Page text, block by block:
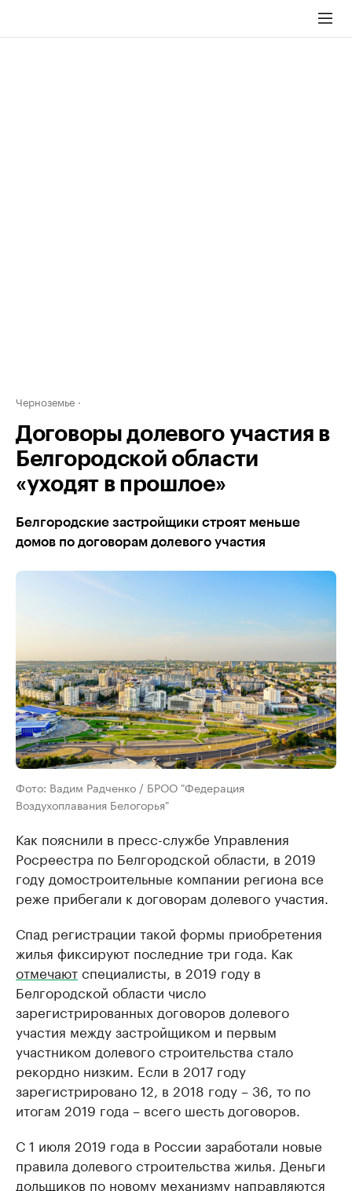
Черноземье
Договоры долевого участия в
Белгородской области
«уходят в прошлое»
Белгородские застройщики строят меньше
домов по договорам долевого участия
Фото: Вадим Радченко / БРОО "Федерация
Воздухоплавания Белогорья"
Как пояснили в пресс-службе Управления
Росреестра по Белгородской области, в 2019
году домостроительные компании региона все
реже прибегали к договорам долевого участия.
Спад регистрации такой формы приобретения
жилья фиксируют последние три года. Как
отмечаютспециалисты, в 2019 году в
Белгородской области число
зарегистрированных договоров долевого
участия между застройщиком и первым
участником долевого строительства стало
рекордно низким. Если в 2017 году
зарегистрировано 12, в 2018 году – 36, то по
итогам 2019 года – всего шесть договоров.
С 1 июля 2019 года в России заработали новые
правила долевого строительства жилья. Деньги
дольщиков по новому механизму направляются